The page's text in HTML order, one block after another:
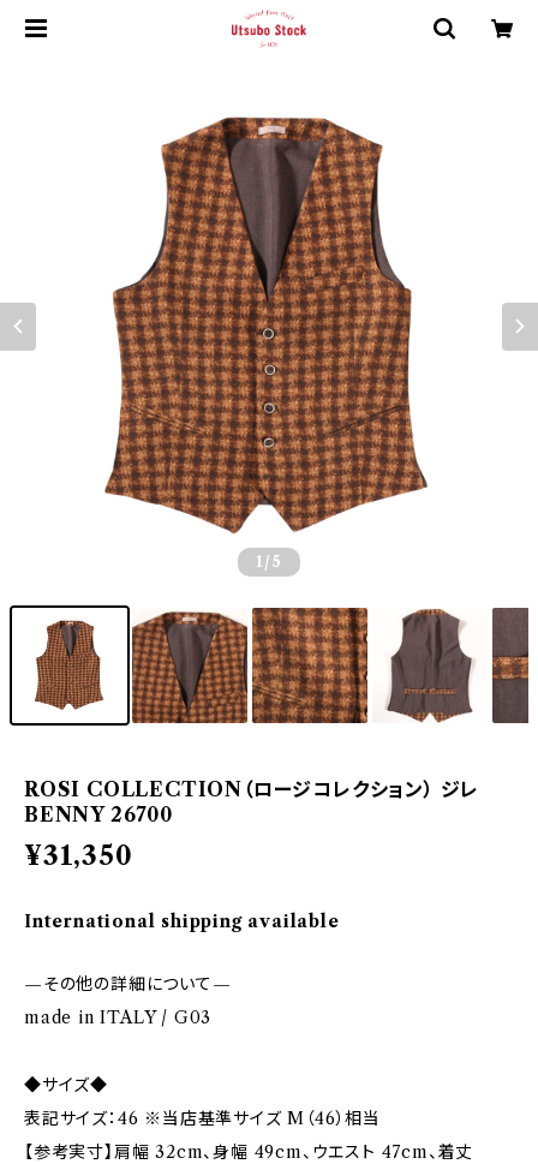
1 /5
ROSI COLLECTION（ロージコレクション） ジレ
BENNY 26700
¥31,350
International shipping available
—その他の詳細について—
made in ITALY / G03
◆サイズ◆
表記サイズ：46 ※当店基準サイズ M（46）相当
【参考実寸】肩幅 32cm、身幅 49cm、ウエスト 47cm、着丈